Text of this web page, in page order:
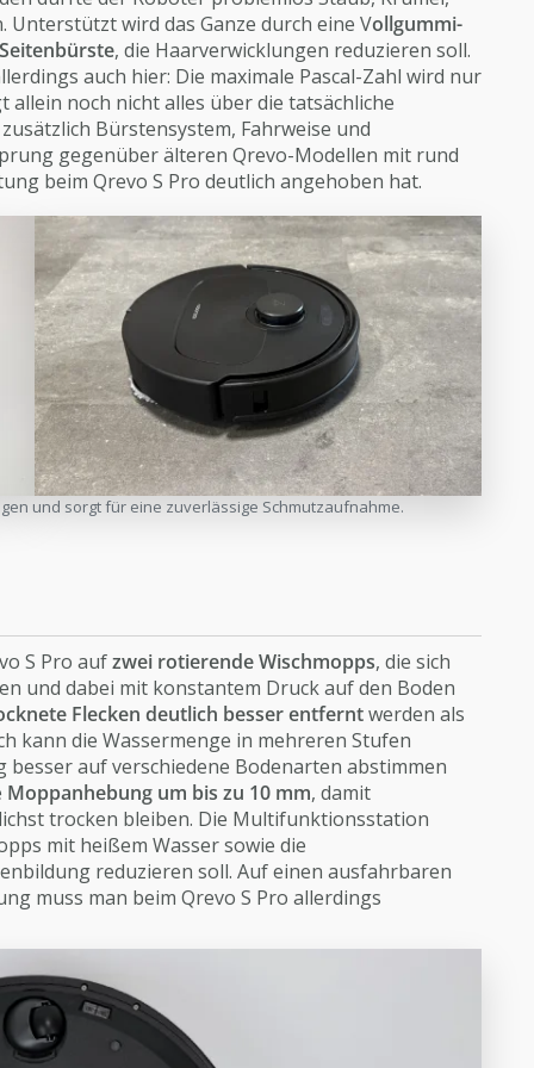
wird das Ganze durch eine Vollgummi-
, die Haarverwicklungen reduzieren soll.
auch hier: Die maximale Pascal-Zahl wird nur
noch nicht alles über die tatsächliche
Bürstensystem, Fahrweise und
gegenüber älteren Qrevo-Modellen mit rund
beim Qrevo S Pro deutlich angehoben hat.
und sorgt für eine zuverlässige Schmutzaufnahme.
S Pro aufzwei rotierende Wischmopps, die sich
und dabei mit konstantem Druck auf den Boden
Flecken deutlich besser entferntwerden als
kann die Wassermenge in mehreren Stufen
auf verschiedene Bodenarten abstimmen
Moppanhebung um bis zu 10 mm, damit
trocken bleiben. Die Multifunktionsstation
mit heißem Wasser sowie die
reduzieren soll. Auf einen ausfahrbaren
muss man beim Qrevo S Pro allerdings